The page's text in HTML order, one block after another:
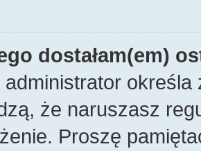
dostałam(em)
administrator
że naruszasz
Proszę